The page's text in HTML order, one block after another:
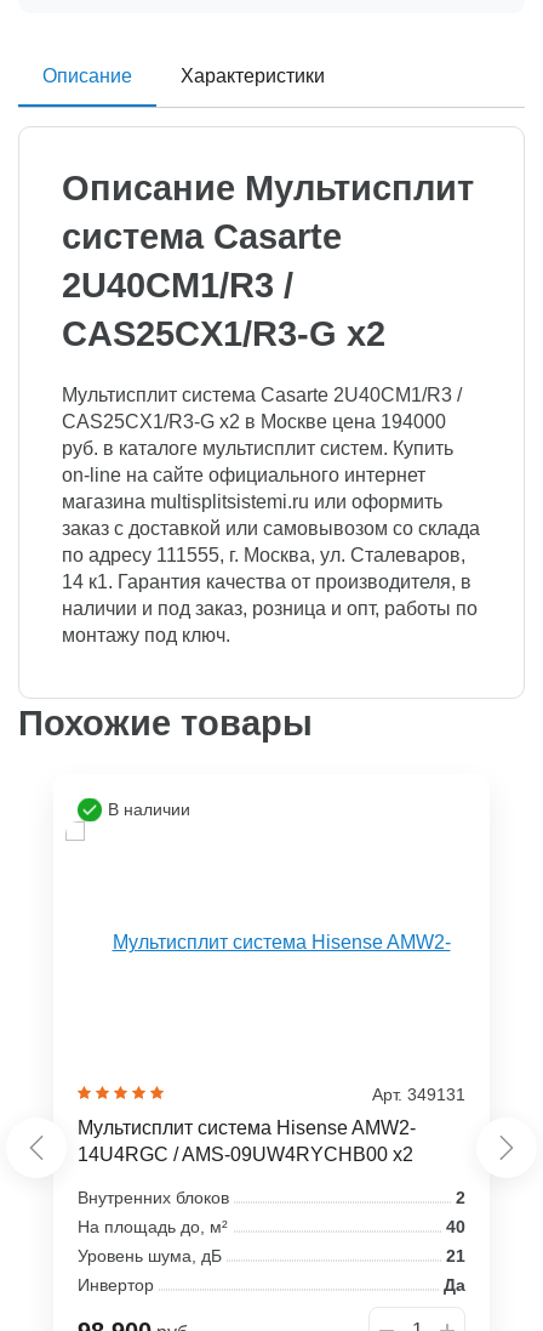
Описание Характеристики
Описание Мультисплит
система Casarte
2U40CM1/R3 /
CAS25CX1/R3-G x2
Мультисплит система Casarte 2U40CM1/R3 /
CAS25CX1/R3-G x2 в Москве цена 194000
руб. в каталоге мультисплит систем. Купить
on-line на сайте официального интернет
магазина multisplitsistemi.ru или оформить
заказ с доставкой или самовывозом со склада
по адресу 111555, г. Москва, ул. Сталеваров,
14 к1. Гарантия качества от производителя, в
наличии и под заказ, розница и опт, работы по
монтажу под ключ.
Похожие товары
В наличии
Арт. 349131
Мультисплит система Hisense AMW2-
14U4RGC / AMS-09UW4RYCHB00 x2
Внутренних блоков
2
На площадь до, м²
40
Уровень шума, дБ
21
Инвертор
Да